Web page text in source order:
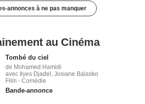
annonces à ne pas manquer
au Cinéma
Tombé du ciel
de Mohamed Hamidi
avec Ilyes Djadel, Josiane Balasko
Film - Comédie
Bande-annonce